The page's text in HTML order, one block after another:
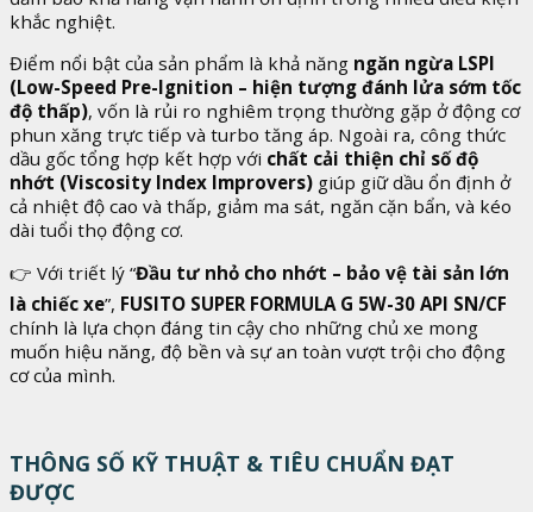
khắc nghiệt.
Điểm nổi bật của sản phẩm là khả năng ngăn ngừa LSPI
(Low-Speed Pre-Ignition – hiện tượng đánh lửa sớm tốc
độ thấp), vốn là rủi ro nghiêm trọng thường gặp ở động cơ
phun xăng trực tiếp và turbo tăng áp. Ngoài ra, công thức
dầu gốc tổng hợp kết hợp với chất cải thiện chỉ số độ
nhớt (Viscosity Index Improvers) giúp giữ dầu ổn định ở
cả nhiệt độ cao và thấp, giảm ma sát, ngăn cặn bẩn, và kéo
dài tuổi thọ động cơ.
👉 Với triết lý “Đầu tư nhỏ cho nhớt – bảo vệ tài sản lớn
là chiếc xe”, FUSITO SUPER FORMULA G 5W-30 API SN/CF
chính là lựa chọn đáng tin cậy cho những chủ xe mong
muốn hiệu năng, độ bền và sự an toàn vượt trội cho động
cơ của mình.
THÔNG SỐ KỸ THUẬT & TIÊU CHUẨN ĐẠT
ĐƯỢC